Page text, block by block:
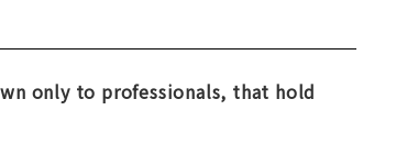
only to professionals, that hold